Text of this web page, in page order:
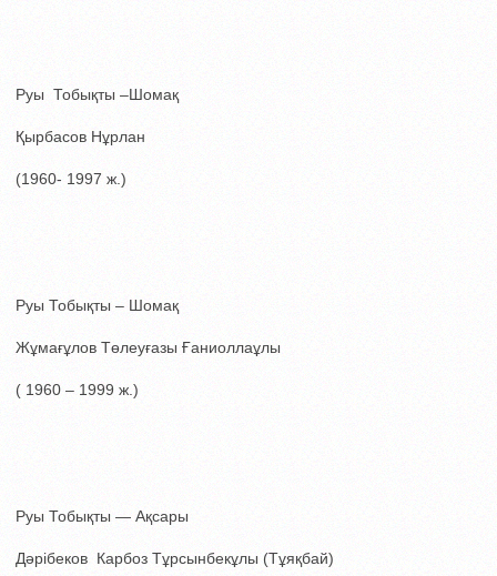
Руы Тобықты –Шомақ
Қырбасов Нұрлан
(1960- 1997 ж.)
Руы Тобықты – Шомақ
Жұмағұлов Төлеуғазы Ғаниоллаұлы
( 1960 – 1999 ж.)
Руы Тобықты — Ақсары
Дәрібеков Карбоз Тұрсынбекұлы (Тұяқбай)